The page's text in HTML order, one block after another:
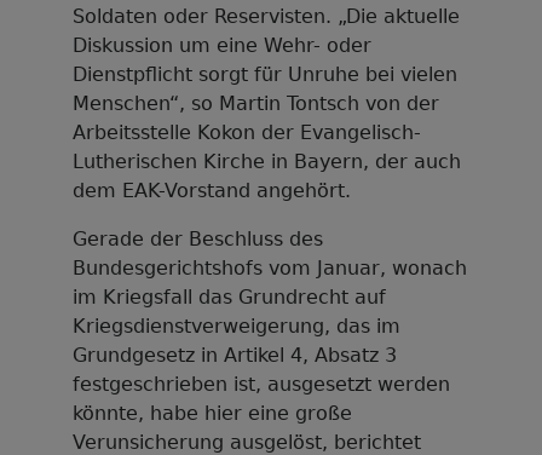
Soldaten oder Reservisten. „Die aktuelle
Diskussion um eine Wehr- oder
Dienstpflicht sorgt für Unruhe bei vielen
Menschen“, so Martin Tontsch von der
Arbeitsstelle Kokon der Evangelisch-
Lutherischen Kirche in Bayern, der auch
dem EAK-Vorstand angehört.
Gerade der Beschluss des
Bundesgerichtshofs vom Januar, wonach
im Kriegsfall das Grundrecht auf
Kriegsdienstverweigerung, das im
Grundgesetz in Artikel 4, Absatz 3
festgeschrieben ist, ausgesetzt werden
könnte, habe hier eine große
Verunsicherung ausgelöst, berichtet